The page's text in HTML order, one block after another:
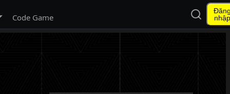
menu con
Code Game
Mở tìm
nhập